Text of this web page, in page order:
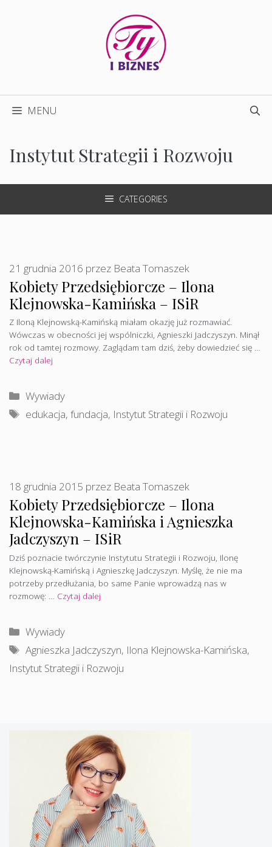
MENU
Instytut Strategii i Rozwoju
CATEGORIES
Kobiety Przedsiębiorcze – Ilona
Klejnowska-Kamińska – ISiR
21 grudnia 2016 przez Beata Tomaszek
Z Iloną Klejnowską-Kamińską miałam okazję już rozmawiać.
Wówczas w obecności jej wspólniczki, Agnieszki Jadczyszyn. Minął
rok od tamtej rozmowy. Zaglądam tam dziś, żeby dowiedzieć się …
Czytaj dalej
Kategorie
Wywiady
Tagi
edukacja,fundacja, Instytut Strategii i Rozwoju
Kobiety Przedsiębiorcze – Ilona
Klejnowska-Kamińska i Agnieszka
Jadczyszyn – ISiR
18 grudnia 2015 przez Beata Tomaszek
Dziś poznacie twórczynie Instytutu Strategii i Rozwoju, Ilonę
Klejnowską-Kamińską i Agnieszkę Jadczyszyn. Myślę, że nie ma
potrzeby przedłużania, bo same Panie wprowadzą nas w
rozmowę: … Czytaj dalej
Kategorie
Wywiady
Tagi
Agnieszka Jadczyszyn, Ilona Klejnowska-Kamińska,
Instytut Strategii i Rozwoju